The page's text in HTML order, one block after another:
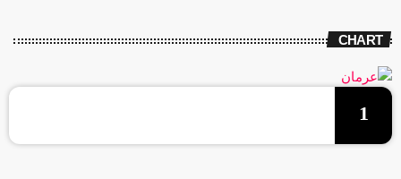
CHART
1